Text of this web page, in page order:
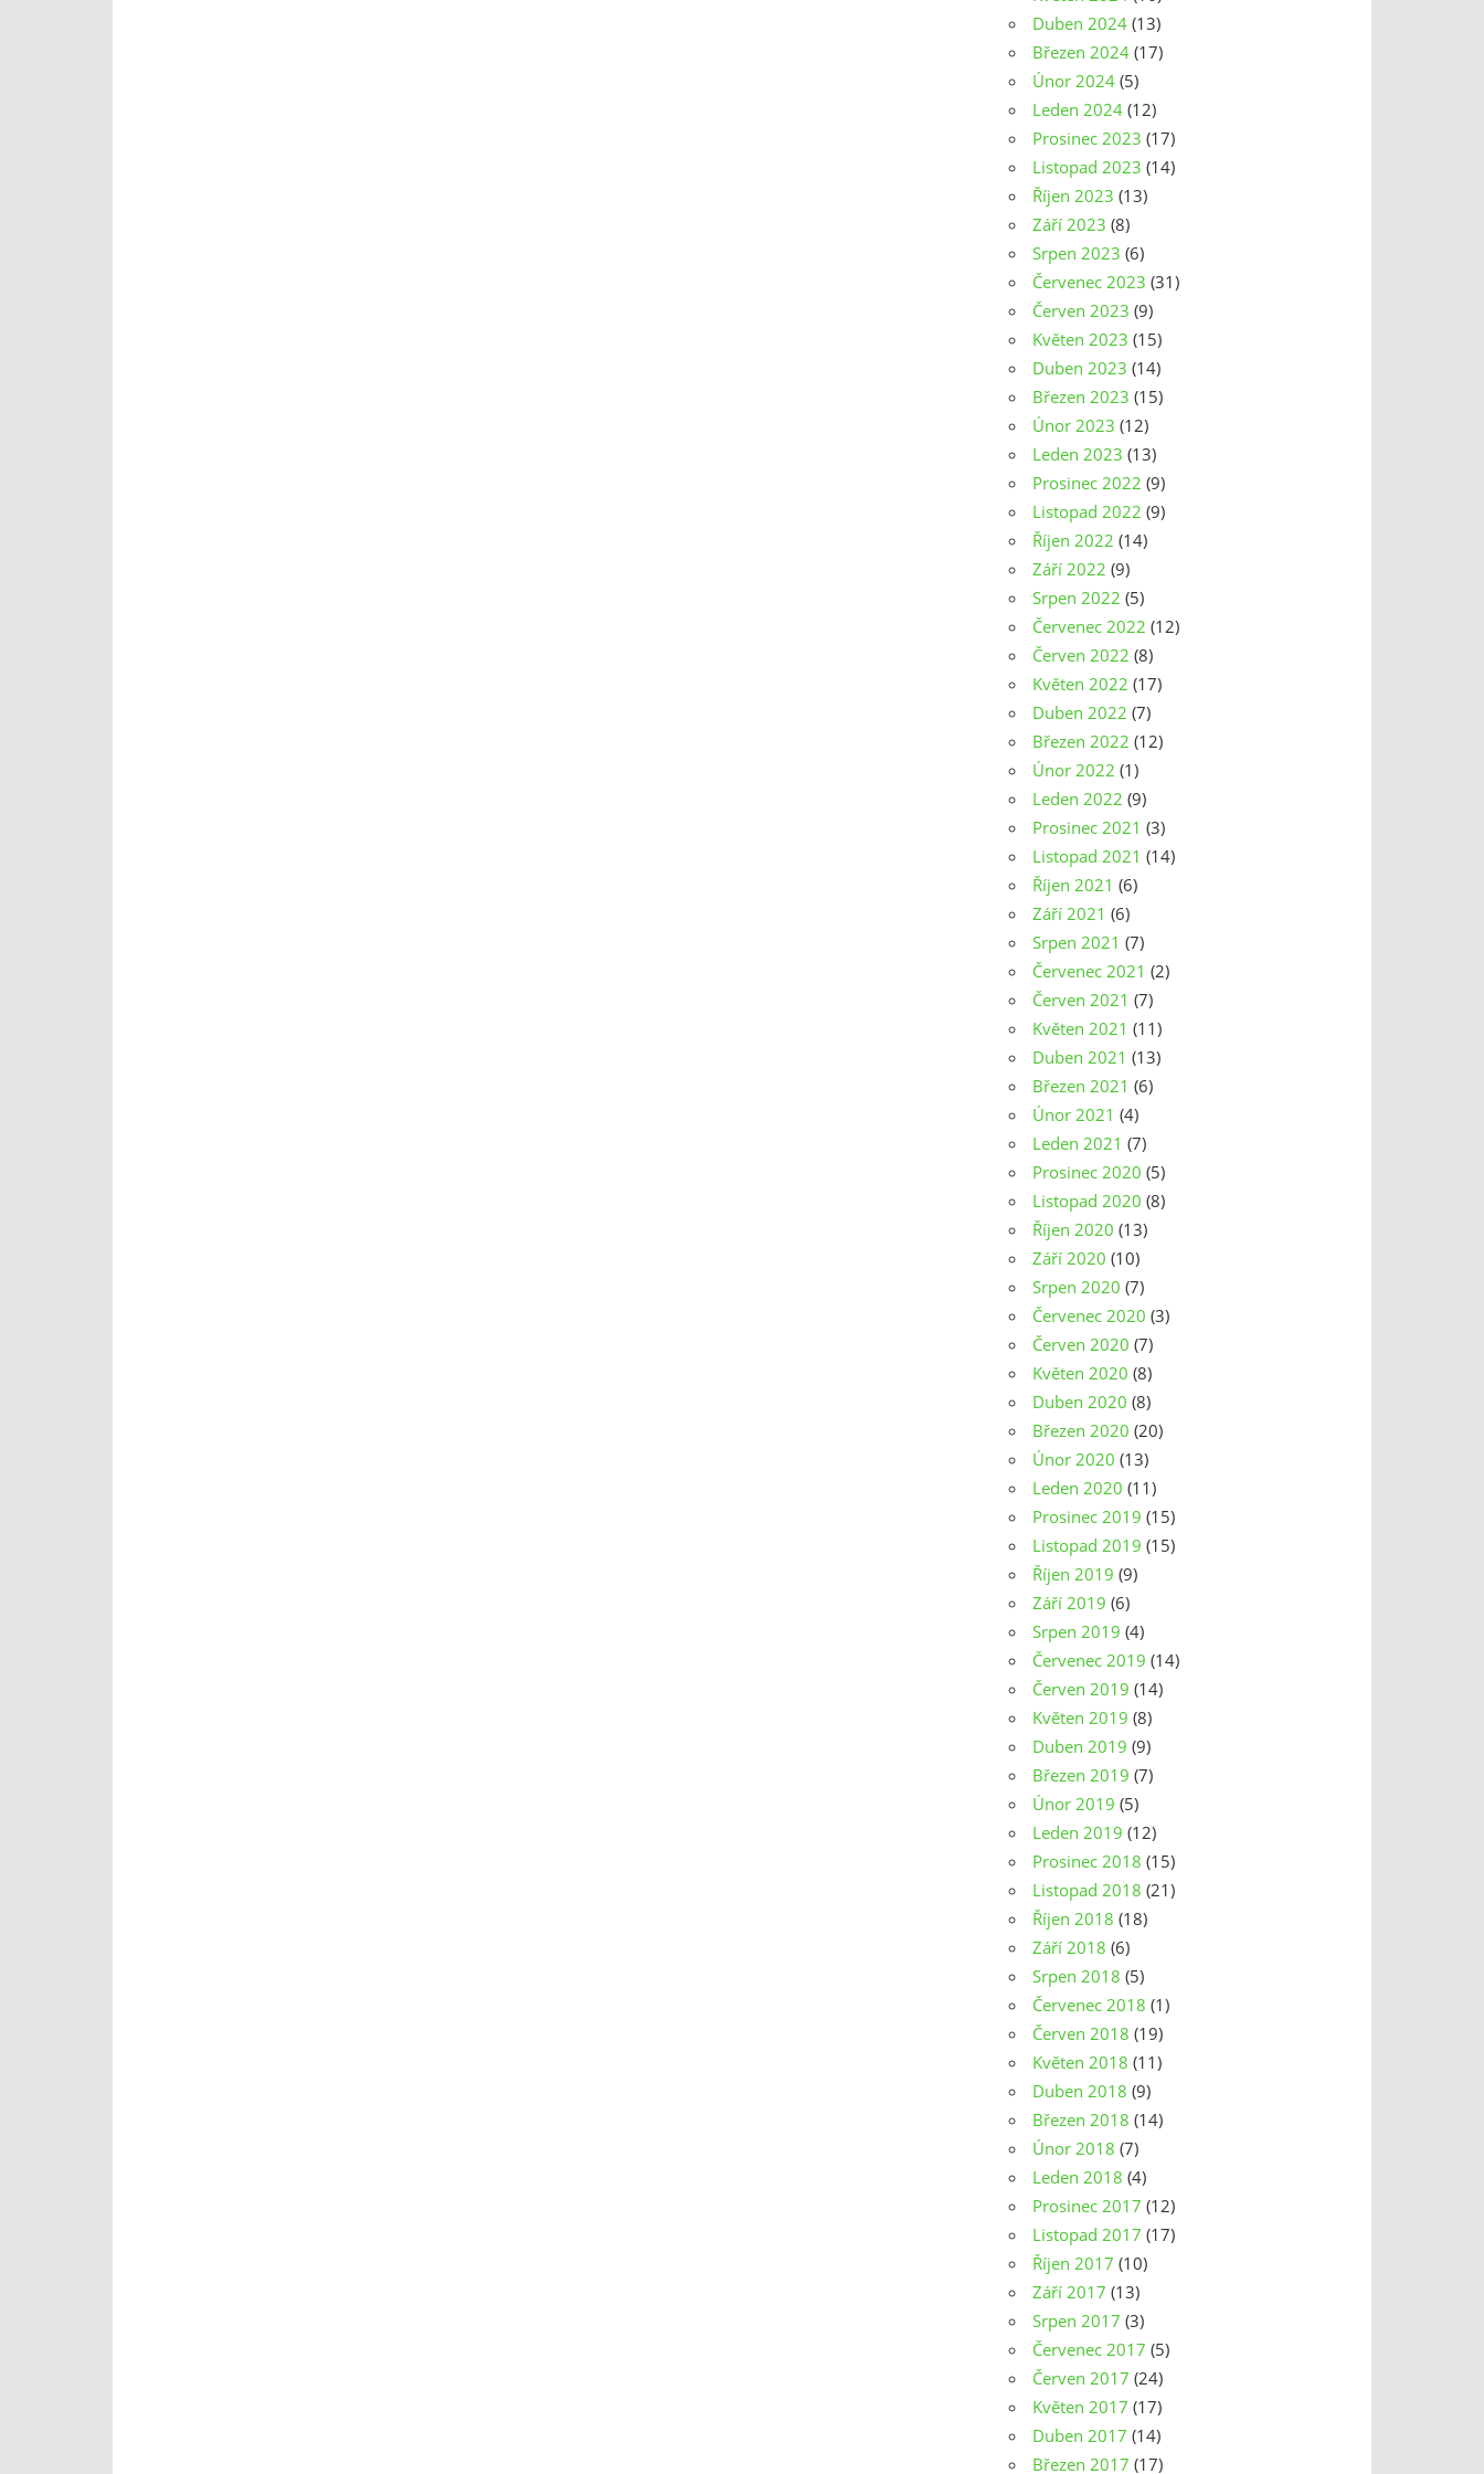
Duben 2024 (13)
Březen 2024 (17)
Únor 2024 (5)
Leden 2024 (12)
Prosinec 2023 (17)
Listopad 2023 (14)
Říjen 2023 (13)
Září 2023 (8)
Srpen 2023 (6)
Červenec 2023 (31)
Červen 2023 (9)
Květen 2023 (15)
Duben 2023 (14)
Březen 2023 (15)
Únor 2023 (12)
Leden 2023 (13)
Prosinec 2022 (9)
Listopad 2022 (9)
Říjen 2022 (14)
Září 2022 (9)
Srpen 2022 (5)
Červenec 2022 (12)
Červen 2022 (8)
Květen 2022 (17)
Duben 2022 (7)
Březen 2022 (12)
Únor 2022 (1)
Leden 2022 (9)
Prosinec 2021 (3)
Listopad 2021 (14)
Říjen 2021 (6)
Září 2021 (6)
Srpen 2021 (7)
Červenec 2021 (2)
Červen 2021 (7)
Květen 2021 (11)
Duben 2021 (13)
Březen 2021 (6)
Únor 2021 (4)
Leden 2021 (7)
Prosinec 2020 (5)
Listopad 2020 (8)
Říjen 2020 (13)
Září 2020 (10)
Srpen 2020 (7)
Červenec 2020 (3)
Červen 2020 (7)
Květen 2020 (8)
Duben 2020 (8)
Březen 2020 (20)
Únor 2020 (13)
Leden 2020 (11)
Prosinec 2019 (15)
Listopad 2019 (15)
Říjen 2019 (9)
Září 2019 (6)
Srpen 2019 (4)
Červenec 2019 (14)
Červen 2019 (14)
Květen 2019 (8)
Duben 2019 (9)
Březen 2019 (7)
Únor 2019 (5)
Leden 2019 (12)
Prosinec 2018 (15)
Listopad 2018 (21)
Říjen 2018 (18)
Září 2018 (6)
Srpen 2018 (5)
Červenec 2018 (1)
Červen 2018 (19)
Květen 2018 (11)
Duben 2018 (9)
Březen 2018 (14)
Únor 2018 (7)
Leden 2018 (4)
Prosinec 2017 (12)
Listopad 2017 (17)
Říjen 2017 (10)
Září 2017 (13)
Srpen 2017 (3)
Červenec 2017 (5)
Červen 2017 (24)
Květen 2017 (17)
Duben 2017 (14)
Březen 2017 (17)